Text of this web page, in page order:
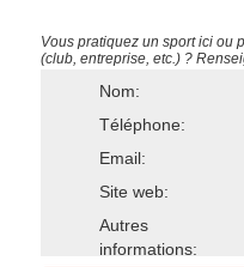
Vous pratiquez un sport ici ou
(club, entreprise, etc.) ?
Nom:
Téléphone:
Email:
Site web:
Autres
informations: